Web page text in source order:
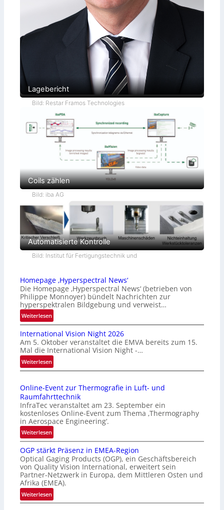
Lagebericht
Bild: Restar Framos Technologies
Coils zählen
Bild: iba AG
Automatisierte Kontrolle
Bild: Institut für Fertigungstechnik und
Homepage ‚Hyperspectral News‘
Die Homepage ‚Hyperspectral News‘ (betrieben von
Philippe Monnoyer) bündelt Nachrichten zur
hyperspektralen Bildgebung und verweist…
Weiterlesen:
H
o
m
e
p
a
e
‚
H
y
p
e
r
s
p
e
c
t
r
International Vision Night 2026
Am 5. Oktober veranstaltet die EMVA bereits zum 15.
Mal die International Vision Night -…
Weiterlesen:
I
t
e
r
n
a
t
o
n
a
l
V
i
Online-Event zur Thermografie in Luft- und
Raumfahrttechnik
InfraTec veranstaltet am 23. September ein
kostenloses Online-Event zum Thema ‚Thermography
in Aerospace Engineering‘.
Weiterlesen:
O
n
l
i
n
e
-
OGP stärkt Präsenz in EMEA-Region
Optical Gaging Products (OGP), ein Geschäftsbereich
von Quality Vision International, erweitert sein
Partner-Netzwerk in Europa, dem Mittleren Osten und
Afrika (EMEA).
Weiterlesen:
O